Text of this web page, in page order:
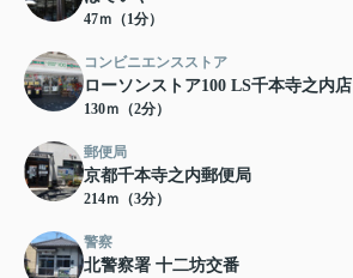
47ｍ（1分）
コンビニエンスストア
ローソンストア100 LS千本寺之内店
130ｍ（2分）
郵便局
京都千本寺之内郵便局
214ｍ（3分）
警察
北警察署 十二坊交番